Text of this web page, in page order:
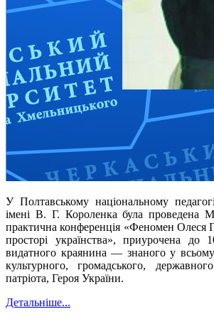
У Полтавському національному
імені В. Г. Короленкабула проведена
практична конференція «Феномен Олеся
просторі українства», приурочена до
видатного краянина — знаного у всьому
культурного, громадського,
патріота, Героя України.
Детальніше...